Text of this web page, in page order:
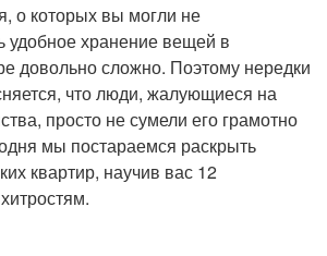
о которых вы могли не
удобное хранение вещей в
довольно сложно. Поэтому нередки
что люди, жалующиеся на
просто не сумели его грамотно
мы постараемся раскрыть
квартир, научив вас 12